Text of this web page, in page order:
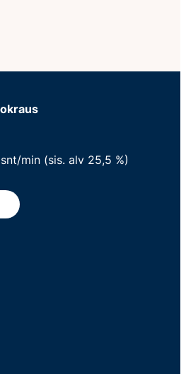
min (sis. alv 25,5 %)